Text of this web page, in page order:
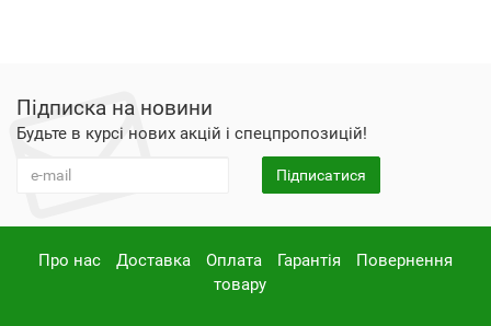
Підписка на новини
Будьте в курсі нових акцій і спецпропозицій!
Підписатися
Про нас Доставка Оплата Гарантія
Повернення
товару